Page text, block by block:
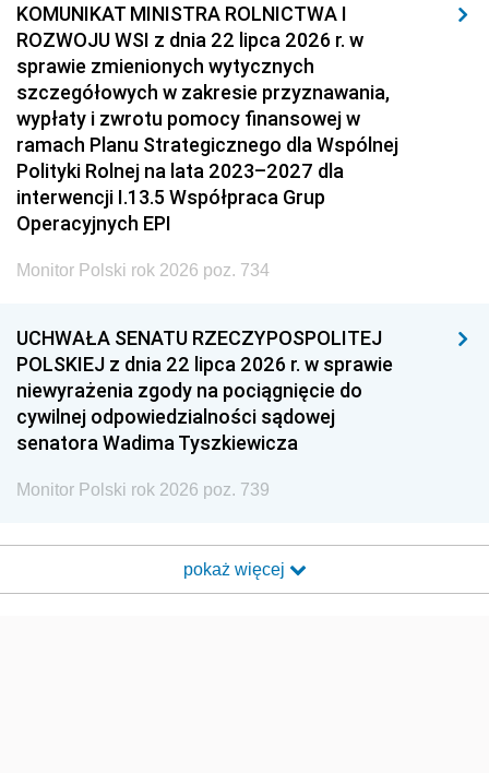
KOMUNIKAT MINISTRA ROLNICTWA I
ROZWOJU WSI z dnia 22 lipca 2026 r. w
sprawie zmienionych wytycznych
szczegółowych w zakresie przyznawania,
wypłaty i zwrotu pomocy finansowej w
ramach Planu Strategicznego dla Wspólnej
Polityki Rolnej na lata 2023–2027 dla
interwencji I.13.5 Współpraca Grup
Operacyjnych EPI
Monitor Polski rok 2026 poz. 734
UCHWAŁA SENATU RZECZYPOSPOLITEJ
POLSKIEJ z dnia 22 lipca 2026 r. w sprawie
niewyrażenia zgody na pociągnięcie do
cywilnej odpowiedzialności sądowej
senatora Wadima Tyszkiewicza
Monitor Polski rok 2026 poz. 739
pokaż więcej